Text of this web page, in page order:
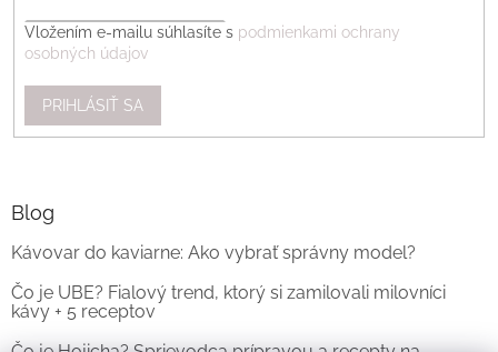
Vložením e-mailu súhlasíte s podmienkami ochrany
osobných údajov
PRIHLÁSIŤ SA
Blog
Kávovar do kaviarne: Ako vybrať správny model?
Čo je UBE? Fialový trend, ktorý si zamilovali milovníci
kávy + 5 receptov